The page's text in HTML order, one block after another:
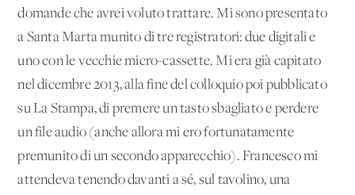
domande che avrei voluto trattare. Mi sono presentato
a Santa Marta munito di tre registratori: due digitali e
uno con le vecchie micro-cassette. Mi era già capitato
nel dicembre 2013, alla fine del colloquio poi pubblicato
su La Stampa, di premere un tasto sbagliato e perdere
un file audio (anche allora mi ero fortunatamente
premunito di un secondo apparecchio). Francesco mi
attendeva tenendo davanti a sé, sul tavolino, una